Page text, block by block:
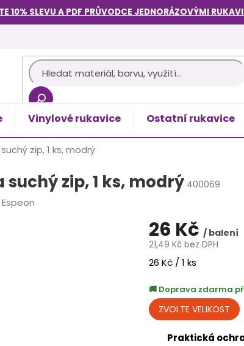
10% SLEVU A PDF PRŮVODCE JEDNORÁZOVÝMI
Vinylové rukavice Ostatní rukavice
zip, 1 ks, modrý
zip, 1 ks, modrý 400069
Espeon
26 Kč / balení
21,49 Kč bez DPH
Měrná
26 Kč / 1 ks
Doprava zdarma
Praktická